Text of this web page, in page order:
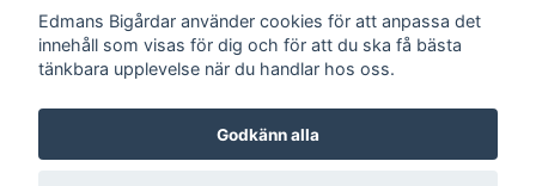
Hem Om oss Kontakt Köpvillkor Surret
Edmans Bigårdar använder cookies för att anpassa det
innehåll som visas för dig och för att du ska få bästa
tänkbara upplevelse när du handlar hos oss.
Godkänn alla